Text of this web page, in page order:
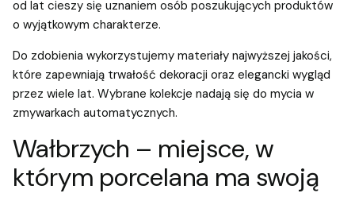
od lat cieszy się uznaniem osób poszukujących produktów
o wyjątkowym charakterze.
Do zdobienia wykorzystujemy materiały najwyższej jakości,
które zapewniają trwałość dekoracji oraz elegancki wygląd
przez wiele lat. Wybrane kolekcje nadają się do mycia w
zmywarkach automatycznych.
Wałbrzych – miejsce, w
którym porcelana ma swoją